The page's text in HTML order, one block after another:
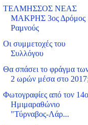
ΤΕΛΜΗΣΣΟΣ ΝΕΑΣ
ΜΑΚΡΗΣ 3ος Δρόμος
Ραμνούς
Οι συμμετοχές του
Συλλόγου
Θα σπάσει το φράγμα
2 ωρών μέσα στο
Φωτογραφίες από τον
Ημιμαραθώνιο
"Τύρναβος-Λάρ...